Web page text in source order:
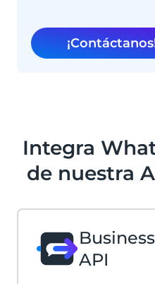
Integra
de nuestra
API